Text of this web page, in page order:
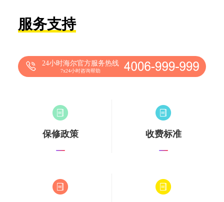
服务支持
24小时海尔官方服务热线
7x24小时咨询帮助
保修政策 收费标准